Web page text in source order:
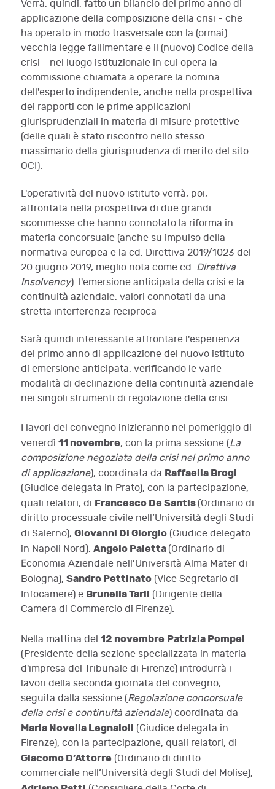
Verrà, quindi, fatto un bilancio del primo anno di
applicazione della composizione della crisi - che
ha operato in modo trasversale con la (ormai)
vecchia legge fallimentare e il (nuovo) Codice della
crisi - nel luogo istituzionale in cui opera la
commissione chiamata a operare la nomina
dell'esperto indipendente, anche nella prospettiva
dei rapporti con le prime applicazioni
giurisprudenziali in materia di misure protettive
(delle quali è stato riscontro nello stesso
massimario della giurisprudenza di merito del sito
OCI).
L'operatività del nuovo istituto verrà, poi,
affrontata nella prospettiva di due grandi
scommesse che hanno connotato la riforma in
materia concorsuale (anche su impulso della
normativa europea e la cd. Direttiva 2019/1023 del
20 giugno 2019, meglio nota come cd. Direttiva
Insolvency): l'emersione anticipata della crisi e la
continuità aziendale, valori connotati da una
stretta interferenza reciproca
Sarà quindi interessante affrontare l'esperienza
del primo anno di applicazione del nuovo istituto
di emersione anticipata, verificando le varie
modalità di declinazione della continuità aziendale
nei singoli strumenti di regolazione della crisi.
I lavori del convegno inizieranno nel pomeriggio di
venerdì 11 novembre, con la prima sessione (La
composizione negoziata della crisi nel primo anno
di applicazione), coordinata da Raffaella Brogi
(Giudice delegata in Prato), con la partecipazione,
quali relatori, di Francesco De Santis (Ordinario di
diritto processuale civile nell’Università degli Studi
di Salerno), Giovanni Di Giorgio (Giudice delegato
in Napoli Nord), Angelo Paletta (Ordinario di
Economia Aziendale nell’Università Alma Mater di
Bologna), Sandro Pettinato (Vice Segretario di
Infocamere) e Brunella Tarli (Dirigente della
Camera di Commercio di Firenze).
Nella mattina del 12 novembre Patrizia Pompei
(Presidente della sezione specializzata in materia
d'impresa del Tribunale di Firenze) introdurrà i
lavori della seconda giornata del convegno,
seguita dalla sessione (Regolazione concorsuale
della crisi e continuità aziendale) coordinata da
Maria Novella Legnaioli (Giudice delegata in
Firenze), con la partecipazione, quali relatori, di
Giacomo D’Attorre (Ordinario di diritto
commerciale nell’Università degli Studi del Molise),